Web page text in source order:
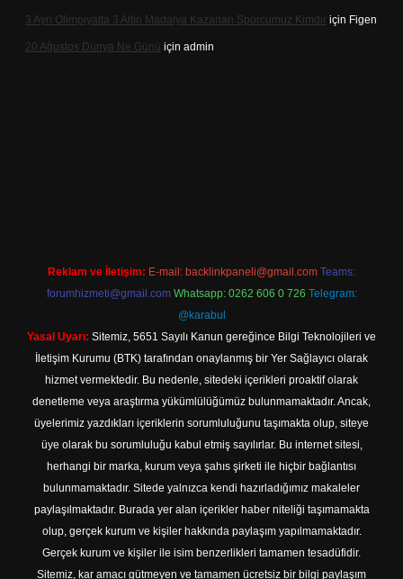
3 Ayrı Olimpiyatta 3 Altın Madalya Kazanan Sporcumuz Kimdir için Figen
20 Ağustos Dünya Ne Günü için admin
Reklam ve İletişim: E-mail: backlinkpaneli@gmail.com Teams:
forumhizmeti@gmail.com Whatsapp: 0262 606 0 726 Telegram:
@karabul
Yasal Uyarı: Sitemiz, 5651 Sayılı Kanun gereğince Bilgi Teknolojileri ve
İletişim Kurumu (BTK) tarafından onaylanmış bir Yer Sağlayıcı olarak
hizmet vermektedir. Bu nedenle, sitedeki içerikleri proaktif olarak
denetleme veya araştırma yükümlülüğümüz bulunmamaktadır. Ancak,
üyelerimiz yazdıkları içeriklerin sorumluluğunu taşımakta olup, siteye
üye olarak bu sorumluluğu kabul etmiş sayılırlar. Bu internet sitesi,
herhangi bir marka, kurum veya şahıs şirketi ile hiçbir bağlantısı
bulunmamaktadır. Sitede yalnızca kendi hazırladığımız makaleler
paylaşılmaktadır. Burada yer alan içerikler haber niteliği taşımamakta
olup, gerçek kurum ve kişiler hakkında paylaşım yapılmamaktadır.
Gerçek kurum ve kişiler ile isim benzerlikleri tamamen tesadüfidir.
Sitemiz, kar amacı gütmeyen ve tamamen ücretsiz bir bilgi paylaşım